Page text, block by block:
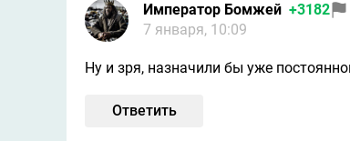
Император Бомжей +3182
7 января, 10:09
Ну и зря, назначили бы уже
Ответить